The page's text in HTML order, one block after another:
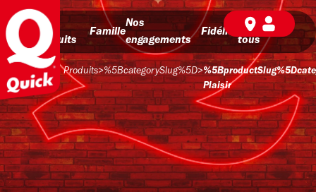
Nos
produits
Famille
Nos
engagements
Fidélité
BD pour
tous
Produits>%5BcategorySlug%5D>
Plaisir